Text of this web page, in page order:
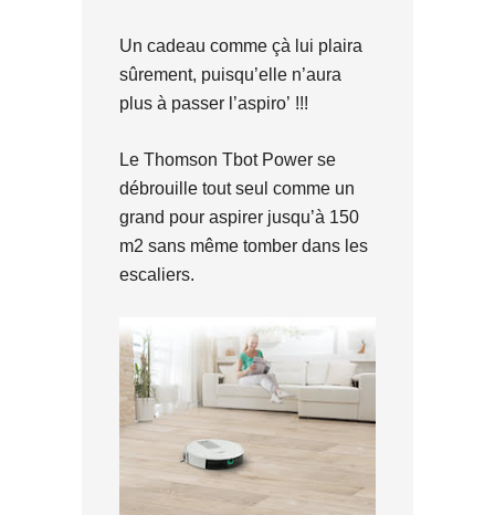
Un cadeau comme çà lui plaira
sûrement, puisqu’elle n’aura
plus à passer l’aspiro’ !!!
Le Thomson Tbot Power se
débrouille tout seul comme un
grand pour aspirer jusqu’à 150
m2 sans même tomber dans les
escaliers.